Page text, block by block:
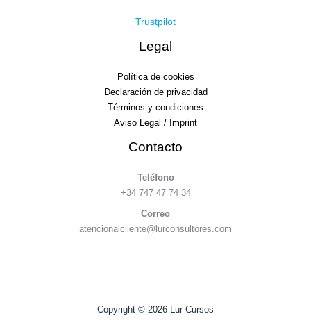
Trustpilot
Legal
Política de cookies
Declaración de privacidad
Términos y condiciones
Aviso Legal / Imprint
Contacto
Teléfono
+34 747 47 74 34
Correo
atencionalcliente@lurconsultores.com
Copyright © 2026 Lur Cursos